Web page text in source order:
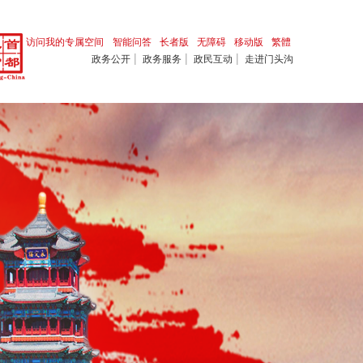
繁體
移动版
无障碍
长者版
智能问答
访问我的专属空间
政务公开 | 政务服务 | 政民互动 | 走进门头沟